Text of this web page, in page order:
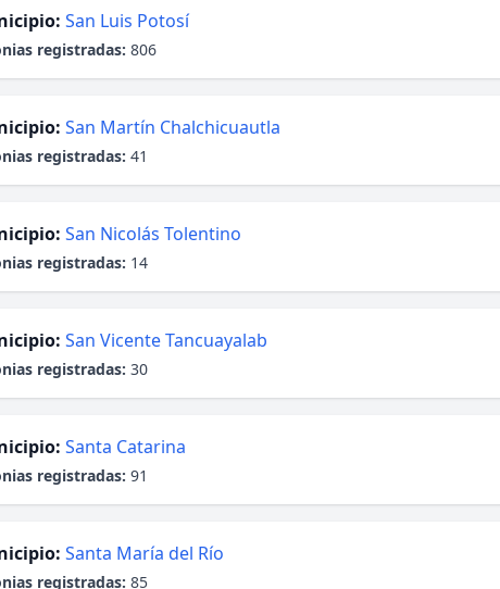
San Luis Potosí
registradas: 806
San Martín Chalchicuautla
registradas: 41
San Nicolás Tolentino
registradas: 14
San Vicente Tancuayalab
registradas: 30
Santa Catarina
registradas: 91
Santa María del Río
registradas: 85